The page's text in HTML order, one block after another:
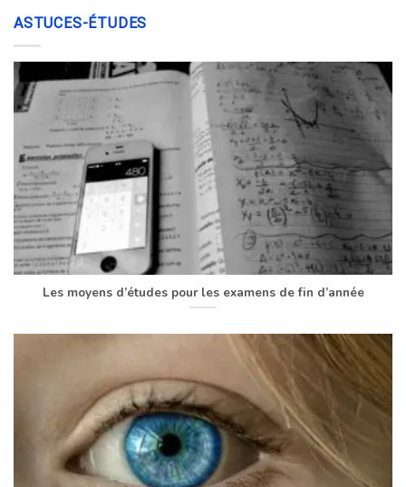
ASTUCES-ÉTUDES
Les moyens d’études pour les examens de fin d’année